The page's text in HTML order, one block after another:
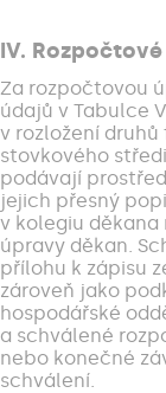
IV.
Za rozpočtovou
údajů v Tabulce
v rozložení
stovkového
podávají
jejich přesný
v kolegiu
úpravy děkan.
přílohu k zápisu
zároveň jako
hospodářské
a schválené
nebo konečné
schválení.